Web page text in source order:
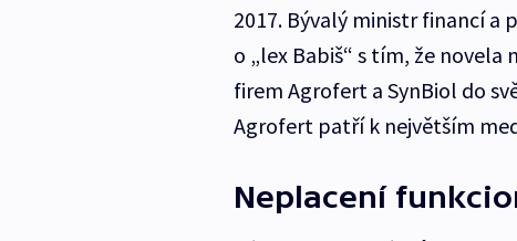
2017. Bývalý ministr financí a
o „lex Babiš“ s tím, že novela
firem Agrofert a SynBiol do
Agrofert patří k největším
Neplacení